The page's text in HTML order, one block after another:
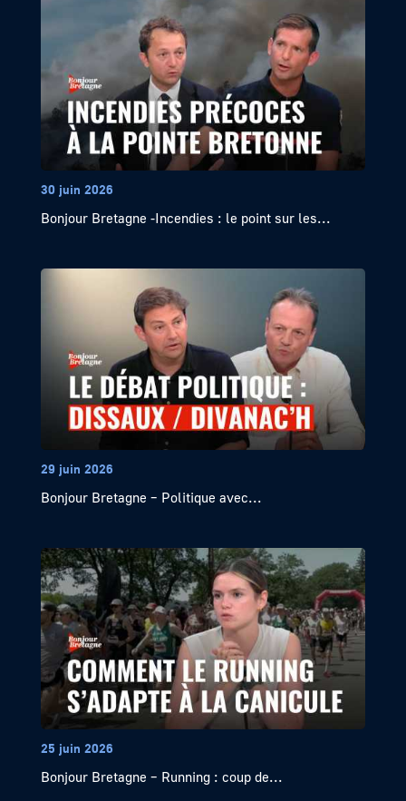
30 juin 2026
Bonjour Bretagne -Incendies : le point sur les...
29 juin 2026
Bonjour Bretagne – Politique avec...
25 juin 2026
Bonjour Bretagne – Running : coup de...